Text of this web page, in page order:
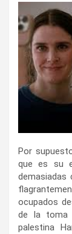
Por
que es su
demasiadas
ocupados
de la toma
palestina